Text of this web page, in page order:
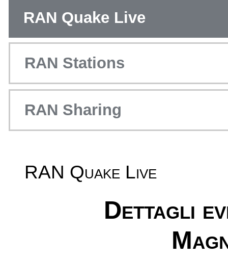
RAN Quake Live
RAN Stations
RAN Sharing
RAN Quake Live
Dettagli